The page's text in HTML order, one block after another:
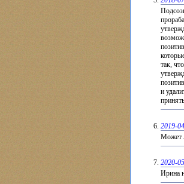
так,
и
2019-
Может
2020-
Ирина